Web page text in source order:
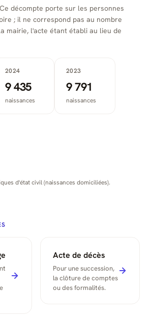
décompte porte sur les personnes
; il ne correspond pas au nombre
mairie, l'acte étant établi au lieu de
2024
9 435
naissances
2023
9 791
naissances
d'état civil (naissances domiciliées).
Acte de décès
Pour une succession,
la clôture de comptes
ou des formalités.